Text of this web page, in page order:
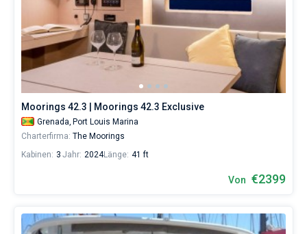
Moorings 42.3 | Moorings 42.3 Exclusive
Grenada, Port Louis Marina
Charterfirma: The Moorings
Kabinen: 3 Jahr: 2024Länge: 41 ft
Von €2399